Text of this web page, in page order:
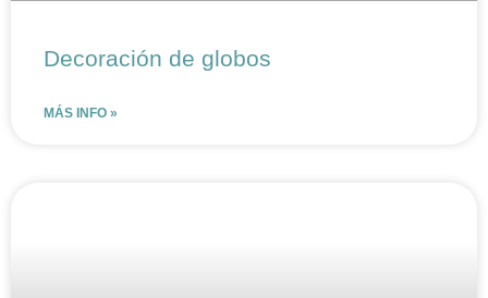
Decoración de globos
MÁS INFO »